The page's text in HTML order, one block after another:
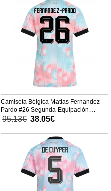
Camiseta Bélgica Matias Fernandez-
Pardo #26 Segunda Equipación
Replica Mundial 2026 para mujer
95.13€ 38.05€